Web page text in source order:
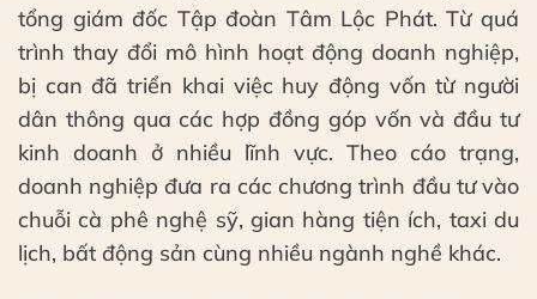
tổng giám đốc Tập đoàn Tâm Lộc Phát. Từ quá
trình thay đổi mô hình hoạt động doanh nghiệp,
bị can đã triển khai việc huy động vốn từ người
dân thông qua các hợp đồng góp vốn và đầu tư
kinh doanh ở nhiều lĩnh vực. Theo cáo trạng,
doanh nghiệp đưa ra các chương trình đầu tư vào
chuỗi cà phê nghệ sỹ, gian hàng tiện ích, taxi du
lịch, bất động sản cùng nhiều ngành nghề khác.